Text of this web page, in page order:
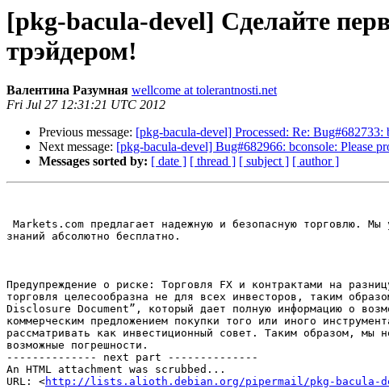
[pkg-bacula-devel] Сделайте
трэйдером!
Валентина Разумная wellcome at tolerantnosti.net
Fri Jul 27 12:31:21 UTC 2012
Previous message: [pkg-bacula-devel] Processed: Re:
Next message: [pkg-bacula-devel] Bug#682966: bconsole: Please
Messages sorted by: [ date ] [ thread ] [ subject ] [ author ]
знаний абсолютно бесплатно.
Предупреждение о риске: Торговля FX и контрактами на
торговля целесообразна не для всех инвесторов, таким
Disclosure Document”, который дает полную информацию о
коммерческим предложением покупки того или иного
рассматривать как инвестиционный совет. Таким образом, мы
возможные погрешности.
-------------- next part --------------
An HTML attachment was scrubbed...
URL: <http://lists.alioth.debian.org/pipermail/pkg-bacula-